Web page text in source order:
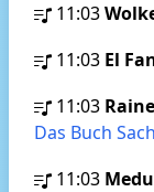
11:03
11:03 El
11:03
Das Buch
11:03